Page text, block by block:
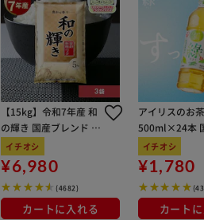
【15kg】令和7年産 和
の輝き 国産ブレンド 5
kg×3袋
イチオシ
¥6,980
(4682)
カートに入れる
アイリスのお
500ml×24本
100％使用
イチオシ
¥1,780
カート